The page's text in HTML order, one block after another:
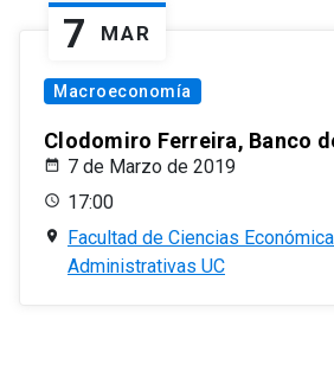
7 MAR
Macroeconomía
Clodomiro Ferreira, Banco
7 de Marzo de 2019
17:00
Facultad de Ciencias
Administrativas UC